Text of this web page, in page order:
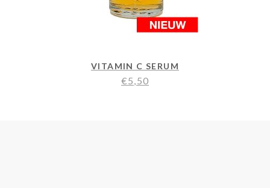
VITAMIN C SERUM
€5,50